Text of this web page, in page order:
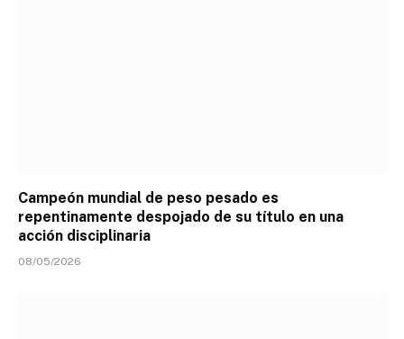
Campeón mundial de peso pesado es
repentinamente despojado de su título en una
acción disciplinaria
08/05/2026